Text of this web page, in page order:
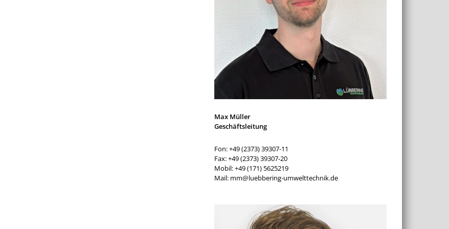
Max Müller
Geschäftsleitung
Fon: +49 (2373) 39307-11
Fax: +49 (2373) 39307-20
Mobil: +49 (171) 5625219
Mail: mm@luebbering-umwelttechnik.de